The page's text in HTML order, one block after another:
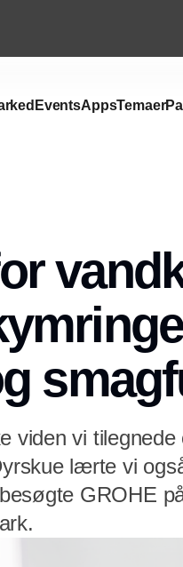
EventsAppsTemaer
viden vi
lærte vi
GROHE